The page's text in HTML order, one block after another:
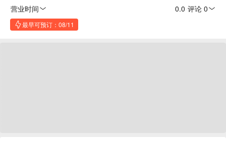
营业时间
0.0 评论 0
最早可预订：08/11